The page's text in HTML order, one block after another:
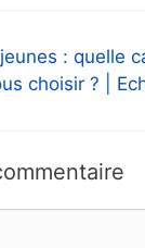
: quelle
choisir ? |